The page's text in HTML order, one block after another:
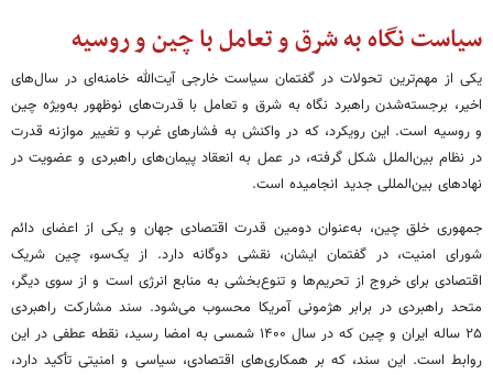
سیاست نگاه به شرق و تعامل با چین و روسیه
یکی از مهم‌ترین تحولات در گفتمان سیاست خارجی آیت‌الله خامنه‌ای در سال‌های
اخیر، برجسته‌شدن راهبرد نگاه به شرق و تعامل با قدرت‌های نوظهور به‌ویژه چین
و روسیه است. این رویکرد، که در واکنش به فشارهای غرب و تغییر موازنه قدرت
در نظام بین‌الملل شکل گرفته، در عمل به انعقاد پیمان‌های راهبردی و عضویت در
نهادهای بین‌المللی جدید انجامیده است.
جمهوری خلق چین، به‌عنوان دومین قدرت اقتصادی جهان و یکی از اعضای دائم
شورای امنیت، در گفتمان ایشان، نقشی دوگانه دارد. از یک‌سو، چین شریک
اقتصادی برای خروج از تحریم‌ها و تنوع‌بخشی به منابع انرژی است و از سوی دیگر،
متحد راهبردی در برابر هژمونی آمریکا محسوب می‌شود. سند مشارکت راهبردی
۲۵ ساله ایران و چین که در سال ۱۴۰۰ شمسی به امضا رسید، نقطه عطفی در این
روابط است. این سند، که بر همکاری‌های اقتصادی، سیاسی و امنیتی تأکید دارد،